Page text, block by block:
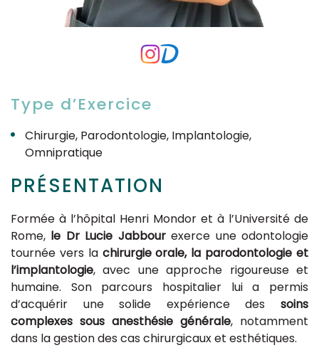
Type d’Exercice
Chirurgie, Parodontologie, Implantologie,
Omnipratique
PRÉSENTATION
Formée à l’hôpital Henri Mondor et à l’Université de
Rome, le Dr Lucie Jabbourexerce une odontologie
tournée vers la chirurgie orale, la parodontologie et
l’implantologie, avec une approche rigoureuse et
humaine. Son parcours hospitalier lui a permis
d’acquérir une solide expérience des soins
complexes sous anesthésie générale, notamment
dans la gestion des cas chirurgicaux et esthétiques.